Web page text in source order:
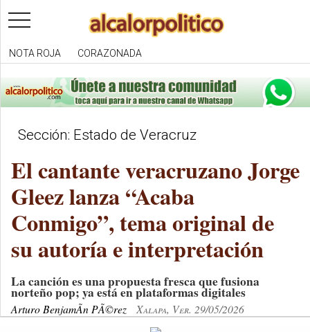
toggle
navigation
NOTA ROJA CORAZONADA
Sección: Estado de Veracruz
El cantante veracruzano Jorge
Gleez lanza “Acaba
Conmigo”, tema original de
su autoría e interpretación
La canción es una propuesta fresca que fusiona
norteño pop; ya está en plataformas digitales
Arturo BenjamÃ­n PÃ©rez Xalapa, Ver. 29/05/2026